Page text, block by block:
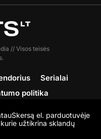
// Visos teisės
Serialai
politika
el. parduotuvėje
užtikrina sklandų